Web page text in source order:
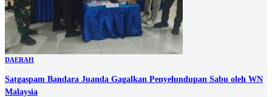
DAERAH
Satgaspam Bandara Juanda Gagalkan Penyelundupan Sabu oleh WN
Malaysia